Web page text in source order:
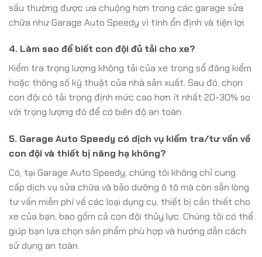
sấu thường được ưa chuộng hơn trong các garage sửa
chữa như Garage Auto Speedy vì tính ổn định và tiện lợi.
4. Làm sao để biết con đội đủ tải cho xe?
Kiểm tra trọng lượng không tải của xe trong sổ đăng kiểm
hoặc thông số kỹ thuật của nhà sản xuất. Sau đó, chọn
con đội có tải trọng định mức cao hơn ít nhất 20-30% so
với trọng lượng đó để có biên độ an toàn.
5. Garage Auto Speedy có dịch vụ kiểm tra/tư vấn về
con đội và thiết bị nâng hạ không?
Có, tại Garage Auto Speedy, chúng tôi không chỉ cung
cấp dịch vụ sửa chữa và bảo dưỡng ô tô mà còn sẵn lòng
tư vấn miễn phí về các loại dụng cụ, thiết bị cần thiết cho
xe của bạn, bao gồm cả con đội thủy lực. Chúng tôi có thể
giúp bạn lựa chọn sản phẩm phù hợp và hướng dẫn cách
sử dụng an toàn.